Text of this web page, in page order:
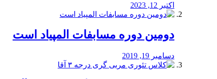
اکتبر 12, 2023
دومین دوره مسابفات المپیاد است
دسامبر 19, 2019